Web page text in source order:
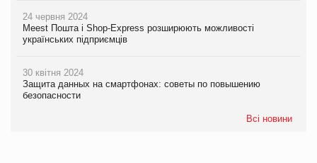
24 червня 2024
Meest Пошта і Shop-Express розширюють можливості
українських підприємців
30 квітня 2024
Защита данных на смартфонах: советы по повышению
безопасности
Всі новини